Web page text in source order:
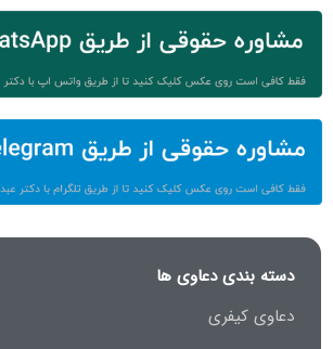
دسته بندی دعاوی ها
دعاوی کیفری